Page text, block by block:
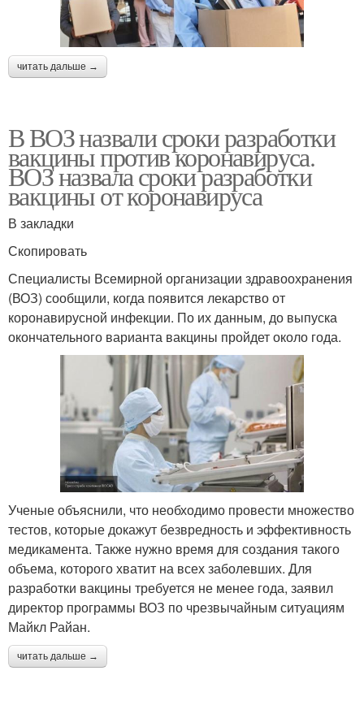
читать дальше →
В ВОЗ назвали сроки разработки
вакцины против коронавируса.
ВОЗ назвала сроки разработки
вакцины от коронавируса
В закладки
Скопировать
Специалисты Всемирной организации здравоохранения
(ВОЗ) сообщили, когда появится лекарство от
коронавирусной инфекции. По их данным, до выпуска
окончательного варианта вакцины пройдет около года.
Ученые объяснили, что необходимо провести множество
тестов, которые докажут безвредность и эффективность
медикамента. Также нужно время для создания такого
объема, которого хватит на всех заболевших. Для
разработки вакцины требуется не менее года, заявил
директор программы ВОЗ по чрезвычайным ситуациям
Майкл Райан.
читать дальше →